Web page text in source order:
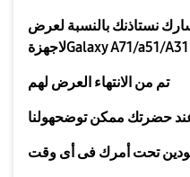
نستاذنك بالنسبة لعرض watch it الخاص
لاجهزةGalaxy A71/a51/A31
تم من الانتهاء العرض لهم
تحت أمرك فى أى وقت